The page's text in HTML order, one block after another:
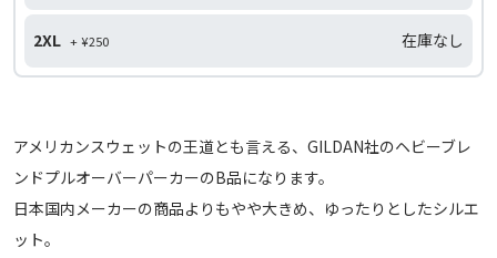
2XL + ¥250 在庫なし
アメリカンスウェットの王道とも言える、GILDAN社のヘビーブレ
ンドプルオーバーパーカーのB品になります。
日本国内メーカーの商品よりもやや大きめ、ゆったりとしたシルエ
ット。